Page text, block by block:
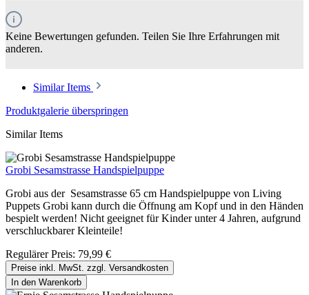
Keine Bewertungen gefunden. Teilen Sie Ihre Erfahrungen mit
anderen.
Similar Items
Produktgalerie überspringen
Similar Items
Grobi Sesamstrasse Handspielpuppe
Grobi aus der Sesamstrasse 65 cm Handspielpuppe von Living
Puppets Grobi kann durch die Öffnung am Kopf und in den Händen
bespielt werden! Nicht geeignet für Kinder unter 4 Jahren, aufgrund
verschluckbarer Kleinteile!
Regulärer Preis: 79,99 €
Preise inkl. MwSt. zzgl. Versandkosten
In den Warenkorb